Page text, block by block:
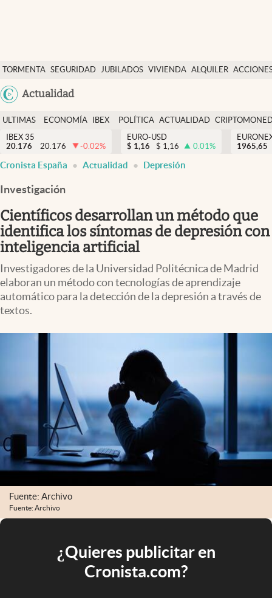
TORMENTA SEGURIDAD JUBILADOS VIVIENDA ALQUILER
USA
Actualidad
Economía y finanzas
Política
Actualidad
Criptomonedas
España
ULTIMAS
NOTICIAS
ECONOMÍA
FINANZAS
IBEX
EURO
POLÍTICA ACTUALIDAD
IBEX 35
20.176
20.176 -0.02%
EURO-USD
$ 1,16 $ 1,16 0.01%
1965,65
Cronista España Actualidad Depresión
Investigación
Científicos desarrollan un método que
identifica los síntomas de depresión con
inteligencia artificial
Investigadores de la Universidad Politécnica de Madrid
elaboran un método con tecnologías de aprendizaje
automático para la detección de la depresión a través de
textos.
Fuente: Archivo
Fuente: Archivo
¿Quieres publicitar en
Cronista.com?